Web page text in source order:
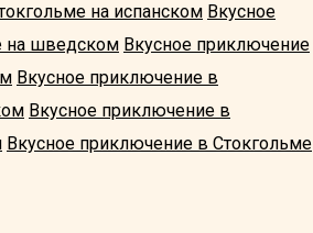
на испанском Вкусное
на шведском Вкусное приключение
Вкусное приключение в
Вкусное приключение в
Вкусное приключение в Стокгольме